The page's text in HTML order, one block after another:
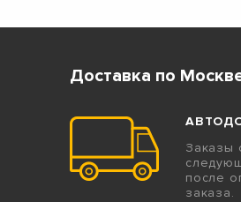
Доставка по
Заказы
после
заказа.